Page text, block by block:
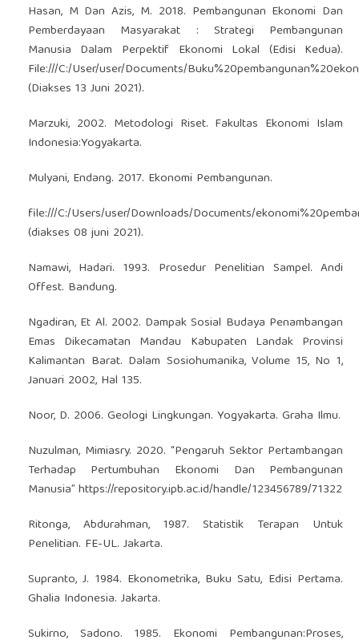
Hasan, M Dan Azis, M. 2018. Pembangunan Ekonomi Dan
Pemberdayaan Masyarakat : Strategi Pembangunan
Manusia Dalam Perpektif Ekonomi Lokal (Edisi Kedua).
File:///C:/User/user/Documents/
(Diakses 13 Juni 2021).
Marzuki, 2002. Metodologi Riset. Fakultas Ekonomi Islam
Indonesia:Yogyakarta.
Mulyani, Endang. 2017. Ekonomi Pembangunan.
file:///C:/Users/user/Downloads/Documents/
(diakses 08 juni 2021).
Namawi, Hadari. 1993. Prosedur Penelitian Sampel. Andi
Offest. Bandung.
Ngadiran, Et Al. 2002. Dampak Sosial Budaya Penambangan
Emas Dikecamatan Mandau Kabupaten Landak Provinsi
Kalimantan Barat. Dalam Sosiohumanika, Volume 15, No 1,
Januari 2002, Hal 135.
Noor, D. 2006. Geologi Lingkungan. Yogyakarta. Graha Ilmu.
Nuzulman, Mimiasry. 2020. “Pengaruh Sektor Pertambangan
Terhadap Pertumbuhan Ekonomi Dan Pembangunan
Manusia”https://repository.ipb.ac.id/handle/123456789/71322
Ritonga, Abdurahman, 1987. Statistik Terapan Untuk
Penelitian. FE-UL. Jakarta.
Supranto, J. 1984. Ekonometrika, Buku Satu, Edisi Pertama.
Ghalia Indonesia. Jakarta.
Sukirno, Sadono. 1985. Ekonomi Pembangunan:Proses,